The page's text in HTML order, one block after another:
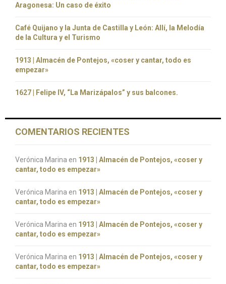
Aragonesa: Un caso de éxito
Café Quijano y la Junta de Castilla y León: Allí, la Melodía
de la Cultura y el Turismo
1913 | Almacén de Pontejos, «coser y cantar, todo es
empezar»
1627 | Felipe IV, “La Marizápalos” y sus balcones.
COMENTARIOS RECIENTES
Verónica Marina en 1913 | Almacén de Pontejos, «coser y
cantar, todo es empezar»
Verónica Marina en 1913 | Almacén de Pontejos, «coser y
cantar, todo es empezar»
Verónica Marina en 1913 | Almacén de Pontejos, «coser y
cantar, todo es empezar»
Verónica Marina en 1913 | Almacén de Pontejos, «coser y
cantar, todo es empezar»